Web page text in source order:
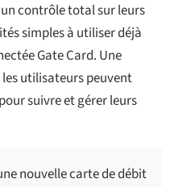
contrôle total sur leurs
simples à utiliser déjà
Gate Card. Une
utilisateurs peuvent
suivre et gérer leurs
nouvelle carte de débit